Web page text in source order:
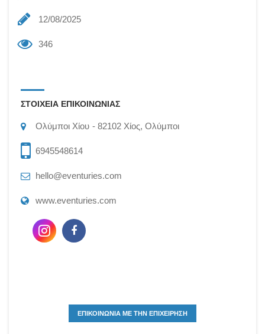
12/08/2025
346
ΣΤΟΙΧΕΙΑ ΕΠΙΚΟΙΝΩΝΙΑΣ
Ολύμποι Χίου 82102 Χίος, Ολύμποι
6945548614
hello@eventuries.com
www.eventuries.com
ΕΠΙΚΟΙΝΩΝΙΑ ΜΕ ΤΗΝ ΕΠΙΧΕΙΡΗΣΗ